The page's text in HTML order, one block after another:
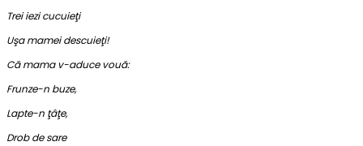
Trei iezi cucuieţi
Uşa mamei descuieţi!
Că mama v-aduce vouă:
Frunze-n buze,
Lapte-n ţâţe,
Drob de sare